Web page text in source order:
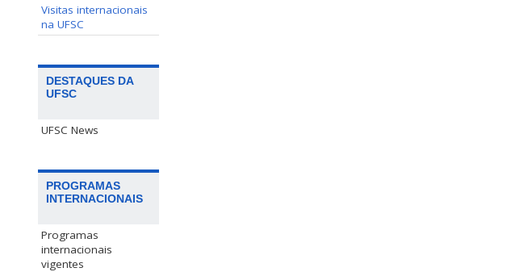
Visitas internacionais
na UFSC
DESTAQUES DA
UFSC
UFSC News
PROGRAMAS
INTERNACIONAIS
Programas
internacionais
vigentes